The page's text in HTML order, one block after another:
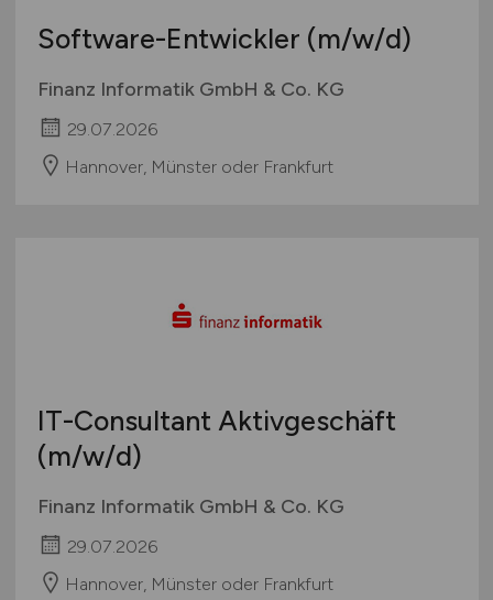
Software-Entwickler (m/w/d)
Finanz Informatik GmbH & Co. KG
29.07.2026
Hannover, Münster oder Frankfurt
IT-Consultant Aktivgeschäft
(m/w/d)
Finanz Informatik GmbH & Co. KG
29.07.2026
Hannover, Münster oder Frankfurt